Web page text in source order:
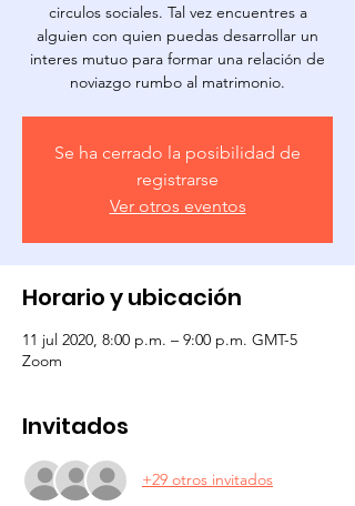
circulos sociales. Tal vez encuentres a
alguien con quien puedas desarrollar un
interes mutuo para formar una relación de
noviazgo rumbo al matrimonio.
Se ha cerrado la posibilidad de
registrarse
Ver otros eventos
Horario y ubicación
11 jul 2020, 8:00 p.m. – 9:00 p.m. GMT-5
Zoom
Invitados
+29 otros invitados